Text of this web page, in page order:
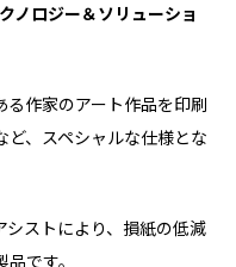
ノロジー＆ソリューショ
作家のアート作品を印刷
、スペシャルな仕様とな
ストにより、損紙の低減
です。